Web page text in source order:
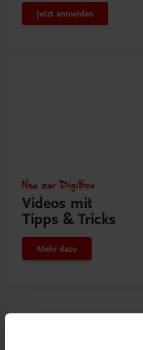
Jetzt anmelden
Neu zur DigiBox
Videos mit
Tipps & Tricks
Mehr dazu